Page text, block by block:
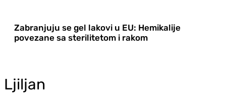
Zabranjuju se gel lakovi u EU: Hemikalije
povezane sa sterilitetom i rakom
Ljiljan